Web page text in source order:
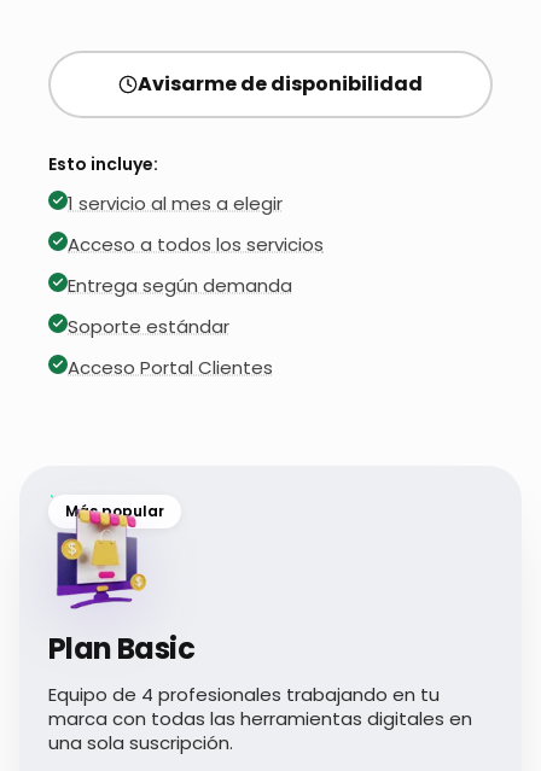
Avisarme de disponibilidad
Esto incluye:
1 servicio al mes a elegir
Acceso a todos los servicios
Entrega según demanda
Soporte estándar
Acceso Portal Clientes
Más popular
Plan Basic
Equipo de 4 profesionales trabajando en tu
marca con todas las herramientas digitales en
una sola suscripción.